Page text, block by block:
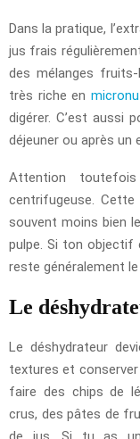
Dans la pratique,
jus frais
des mélanges fruits-
très riche en
digérer. C’est aussi
déjeuner ou après un
Attention
centrifugeuse. Cette
souvent moins bien
pulpe. Si ton objectif
reste généralement le
Le
Le déshydrateur
textures et
faire des chips de
crus, des pâtes de